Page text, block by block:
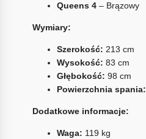
Queens 4– Brązowy
Wymiary:
Szerokość: 213 cm
Wysokość: 83 cm
Głębokość: 98 cm
Powierzchnia spania:
Dodatkowe informacje:
Waga: 119 kg